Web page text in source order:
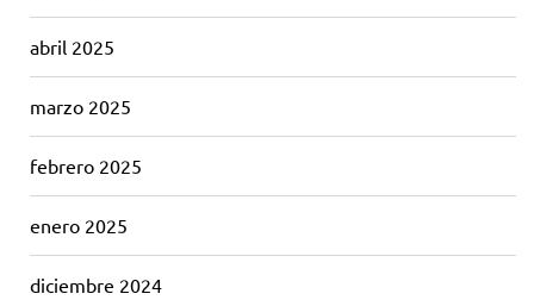
abril 2025
marzo 2025
febrero 2025
enero 2025
diciembre 2024